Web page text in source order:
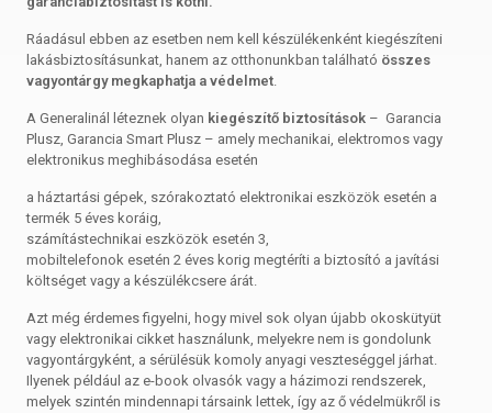
Ráadásul ebben az esetben nem kell készülékenként kiegészíteni
lakásbiztosításunkat, hanem az otthonunkban található összes
vagyontárgy megkaphatja a védelmet.
A Generalinál léteznek olyan kiegészítő biztosítások – Garancia
Plusz, Garancia Smart Plusz – amely mechanikai, elektromos vagy
elektronikus meghibásodása esetén
a háztartási gépek, szórakoztató elektronikai eszközök esetén a
termék 5 éves koráig,
számítástechnikai eszközök esetén 3,
mobiltelefonok esetén 2 éves korig megtéríti a biztosító a javítási
költséget vagy a készülékcsere árát.
Azt még érdemes figyelni, hogy mivel sok olyan újabb okoskütyüt
vagy elektronikai cikket használunk, melyekre nem is gondolunk
vagyontárgyként, a sérülésük komoly anyagi veszteséggel járhat.
Ilyenek például az e-book olvasók vagy a házimozi rendszerek,
melyek szintén mindennapi társaink lettek, így az ő védelmükről is